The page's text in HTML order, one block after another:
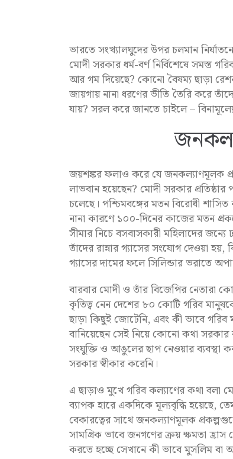
ভারতে সংখ্যালঘুদের উপর চলমান
মোদী সরকার ধর্ম-বর্ণ নির্বিশেষে সমস্ত
আর গম দিয়েছে? কোনো বৈষম্য ছাড়া রেশন
জায়গায় নানা ধরণের ভীতি তৈরি করে
যায়? সরল করে জানতে চাইলে –
জয়শঙ্কর ফলাও করে যে জনকল্যাণমূলক
লাভবান হয়েছেন? মোদী সরকার
চলেছে। পশ্চিমবঙ্গের মতন বিরোধী
নানা কারণে ১০০-দিনের কাজের মতন
সীমার নিচে বসবাসকারী মহিলাদের
তাঁদের রান্নার গ্যাসের সংযোগ দেওয়া হয়,
গ্যাসের দামের ফলে সিলিন্ডার ভরাতে
বারবার মোদী ও তাঁর বিজেপির নেতারা
কৃতিত্ব নেন দেশের ৮০ কোটি গরিব
ছাড়া কিছুই জোটেনি, এবং কী ভাবে গরিব
বানিয়েছেন সেই নিয়ে কোনো কথা
সংযুক্তি ও আঙুলের ছাপ নেওয়ার ব্যবস্থা
সরকার স্বীকার করেনি।
এ ছাড়াও মুখে গরিব কল্যাণের কথা বলা
ব্যাপক হারে একদিকে মূল্যবৃদ্ধি হয়েছে,
বেকারত্বের সাথে জনকল্যাণমূলক
সামগ্রিক ভাবে জনগণের ক্রয় ক্ষমতা
করতে হচ্ছে সেখানে কী ভাবে মুসলিম বা